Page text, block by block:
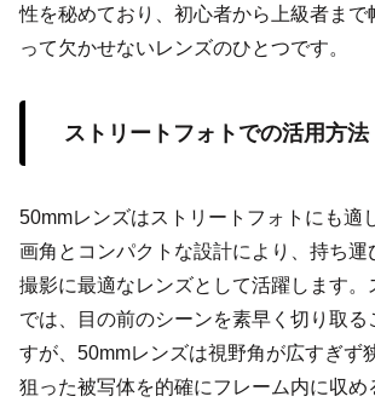
性を秘めており、初心者から上級者まで
って欠かせないレンズのひとつです。
ストリートフォトでの活用方法
50mmレンズはストリートフォトにも適
画角とコンパクトな設計により、持ち運
撮影に最適なレンズとして活躍します。
では、目の前のシーンを素早く切り取る
すが、50mmレンズは視野角が広すぎず
狙った被写体を的確にフレーム内に収め